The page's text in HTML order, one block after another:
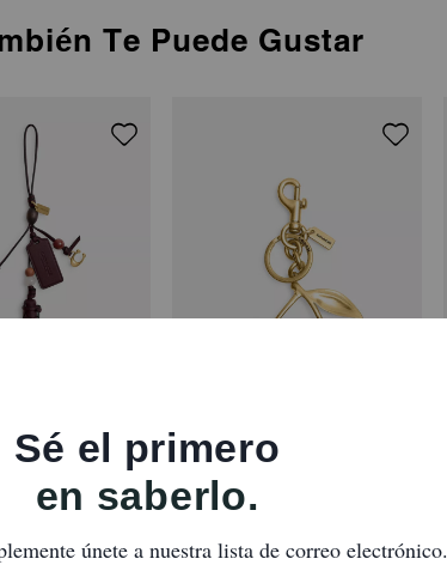
Te Puede Gustar
Cherry Heritage Leather Bag Charm Cherry Bag Charm